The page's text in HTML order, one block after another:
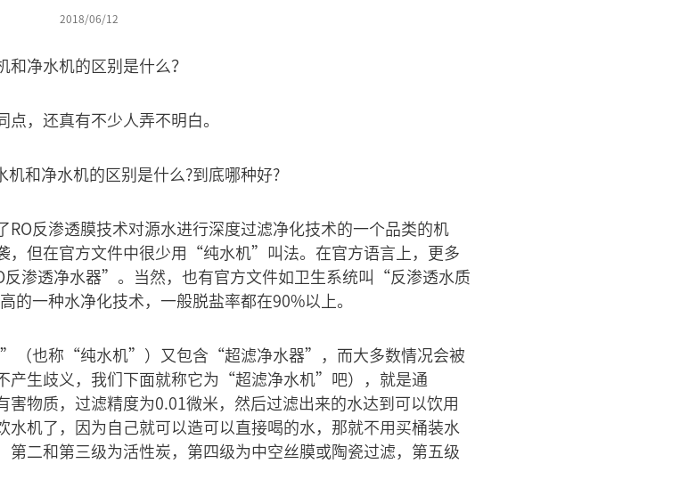
2018/06/12
净水机的区别是什么？
，还真有不少人弄不明白。
反渗透膜技术对源水进行深度过滤净化技术的一个品类的机
，但在官方文件中很少用“纯水机”叫法。在官方语言上，更多
渗透净水器”。当然，也有官方文件如卫生系统叫“反渗透水质
一种水净化技术，一般脱盐率都在90%以上。
”（也称“纯水机”）又包含“超滤净水器”，而大多数情况会被
生歧义，我们下面就称它为“超滤净水机”吧），就是通
物质，过滤精度为0.01微米，然后过滤出来的水达到可以饮用
机了，因为自己就可以造可以直接喝的水，那就不用买桶装水
二和第三级为活性炭，第四级为中空丝膜或陶瓷过滤，第五级